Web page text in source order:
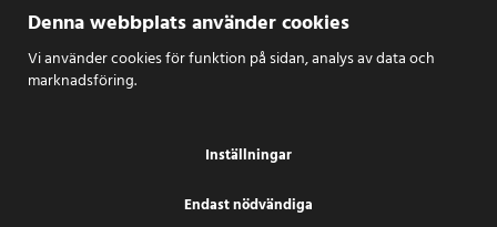
Logga in
Denna webbplats använder cookies
Vi använder cookies för funktion på sidan, analys av data och
marknadsföring.
Inställningar
Endast nödvändiga